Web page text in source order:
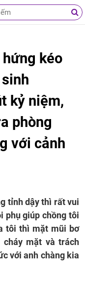
kéo
kỷ niệm,
phòng
với cảnh
tỉnh dậy thì rất vui
phụ giúp chồng tôi
tôi thì mặt mũi bơ
mặt và trách
với anh chàng kia